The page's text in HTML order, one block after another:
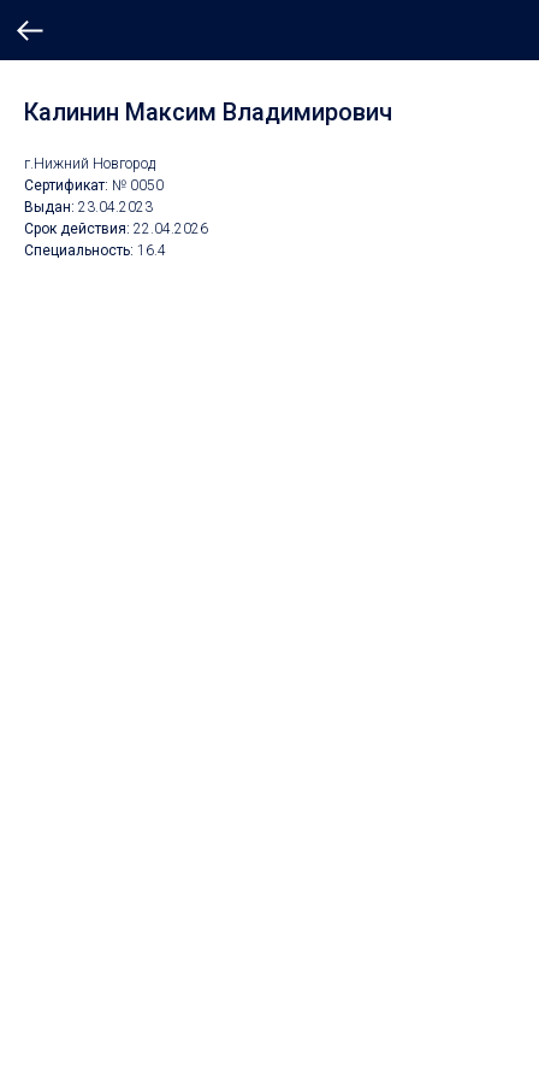
Калинин Максим Владимирович
г.Нижний Новгород
Сертификат: № 0050
Выдан: 23.04.2023
Срок действия: 22.04.2026
Специальность: 16.4